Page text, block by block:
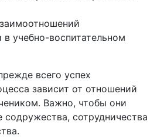
в учебно-воспитательном
всего успех
зависит от отношений
Важно, чтобы они
содружества, сотрудничества